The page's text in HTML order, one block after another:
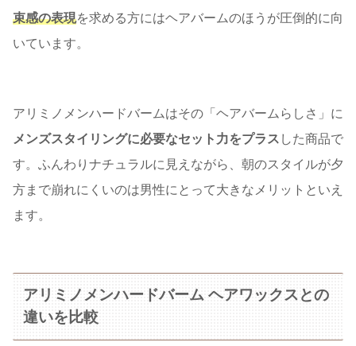
束感の表現を求める方にはヘアバームのほうが圧倒的に向
いています。
アリミノメンハードバームはその「ヘアバームらしさ」に
メンズスタイリングに必要なセット力をプラス した商品で
す。ふんわりナチュラルに見えながら、朝のスタイルが夕
方まで崩れにくいのは男性にとって大きなメリットといえ
ます。
アリミノメンハードバーム ヘアワックスとの
違いを比較